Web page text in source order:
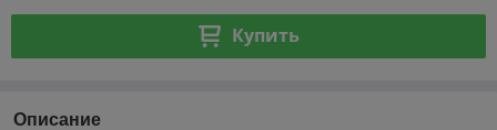
Купить
Описание